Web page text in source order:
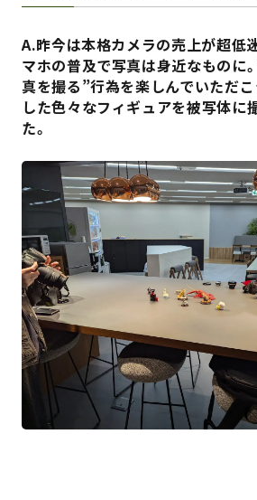
A.昨今は本格カメラの売上が超低
マホの普及で写真は身近なものに
真を撮る”行為を楽しんでいただこ
した色々なフィギュアを被写体に
た。